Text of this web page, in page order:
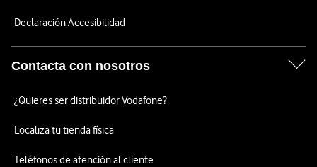
Declaración Accesibilidad
Contacta con nosotros
¿Quieres ser distribuidor Vodafone?
Localiza tu tienda física
Teléfonos de atención al cliente